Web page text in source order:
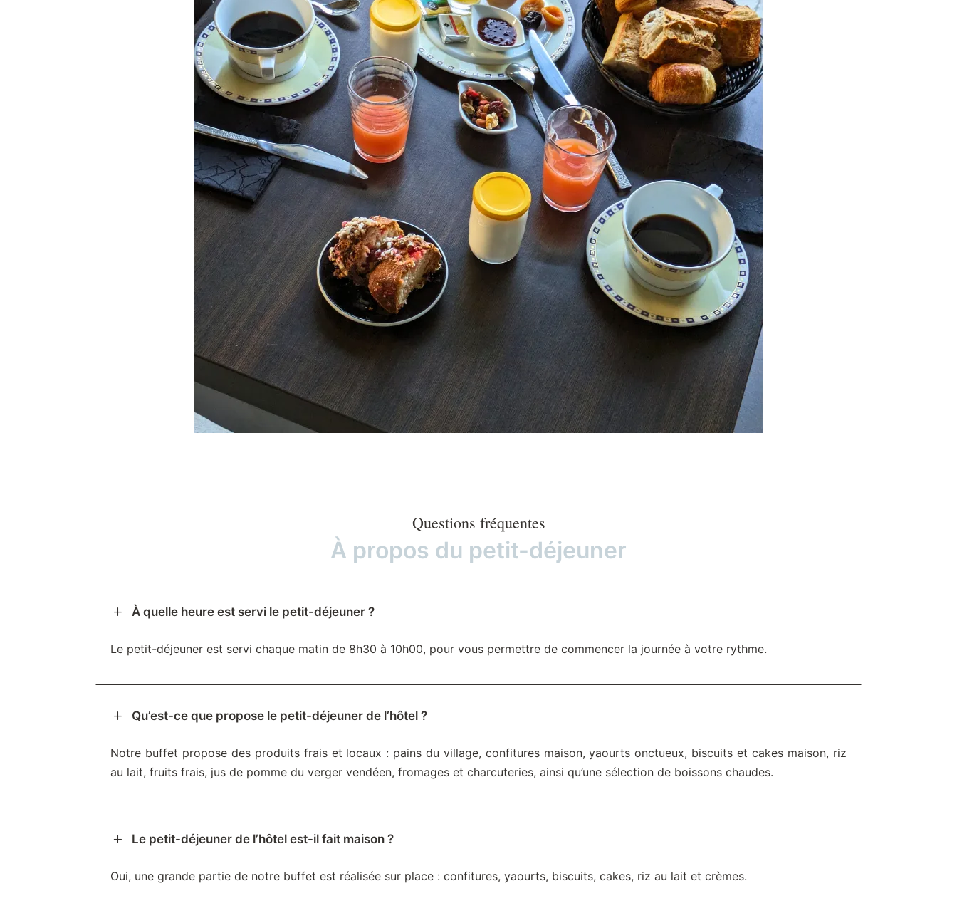
Questions fréquentes
À propos du petit-déjeuner
L À quelle heure est servi le petit-déjeuner ?
Le petit-déjeuner est servi chaque matin de 8h30 à 10h00, pour vous permettre de commencer la journée à votre rythme.
L Qu’est-ce que propose le petit-déjeuner de l’hôtel ?
Notre buffet propose des produits frais et locaux : pains du village, confitures maison, yaourts onctueux, biscuits et cakes maison, riz
au lait, fruits frais, jus de pomme du verger vendéen, fromages et charcuteries, ainsi qu’une sélection de boissons chaudes.
L Le petit-déjeuner de l’hôtel est-il fait maison ?
Oui, une grande partie de notre buffet est réalisée sur place : confitures, yaourts, biscuits, cakes, riz au lait et crèmes.